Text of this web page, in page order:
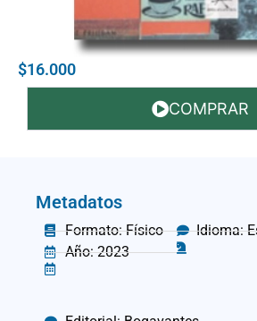
$16.000
COMPRAR
Metadatos
Formato: Físico
Año: 2023
Idioma: